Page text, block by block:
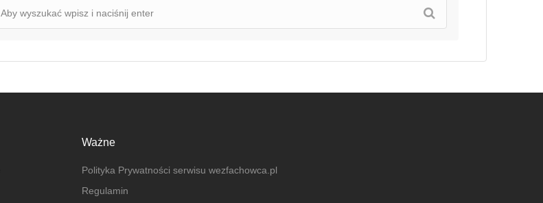
Ważne
Polityka Prywatności serwisu wezfachowca.pl
Regulamin